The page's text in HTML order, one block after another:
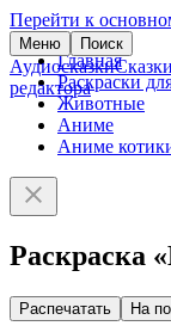
Перейти к
Меню Поиск
АудиосказкиСказки
редактора
Главная
Раскраски
Животные
Аниме
Аниме
Раскраска
Распечатать На